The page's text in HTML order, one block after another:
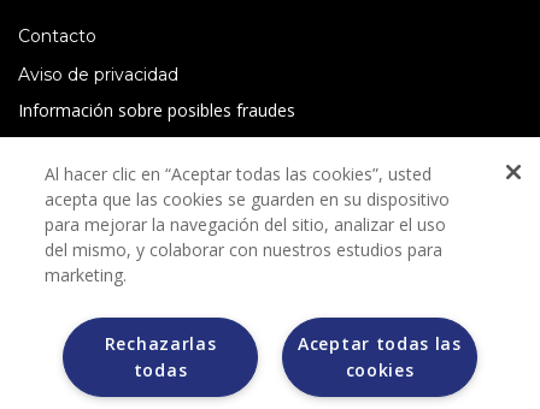
Contacto
Aviso de privacidad
Información sobre posibles fraudes
Términos y condiciones
Grupo Bimbo no solicita ningún tipo de pago durante el
proceso de selección.
Al hacer clic en “Aceptar todas las cookies”, usted
acepta que las cookies se guarden en su dispositivo
para mejorar la navegación del sitio, analizar el uso
del mismo, y colaborar con nuestros estudios para
marketing.
Aceptar todas las
cookies
Rechazarlas
todas